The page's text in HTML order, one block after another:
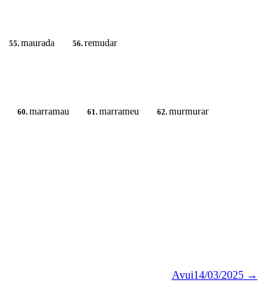
55.maurada 56.remudar
60.marramau 61.marrameu 62.murmurar
Avui14/03/2025→